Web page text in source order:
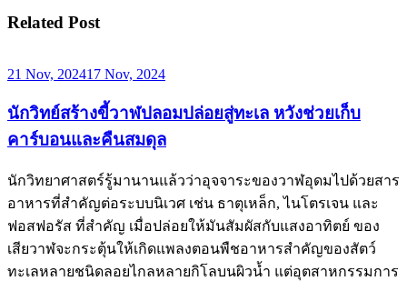
Related Post
21 Nov, 202417 Nov, 2024
นักวิทย์สร้างขี้วาฬปลอมปล่อยสู่ทะเล หวังช่วยเก็บ
คาร์บอนและคืนสมดุล
นักวิทยาศาสตร์รู้มานานแล้วว่าอุจจาระของวาฬอุดมไปด้วยสาร
อาหารที่สำคัญต่อระบบนิเวศ เช่น ธาตุเหล็ก, ไนโตรเจน และ
ฟอสฟอรัส ที่สำคัญ เมื่อปล่อยให้มันสัมผัสกับแสงอาทิตย์ ของ
เสียวาฬจะกระตุ้นให้เกิดแพลงตอนพืชอาหารสำคัญของสัตว์
ทะเลหลายชนิดลอยไกลหลายกิโลบนผิวน้ำ แต่อุตสาหกรรมการ